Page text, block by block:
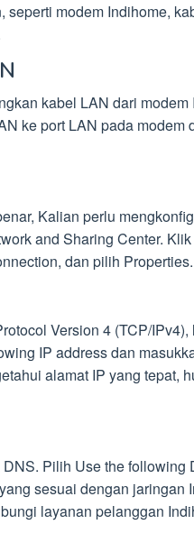
modem Indihome,
kabel LAN dari modem
ke port LAN pada modem
Kalian perlu
and Sharing Center.
dan pilih Properties.
Version 4 (TCP/
IP address dan
alamat IP yang tepat,
Pilih Use the following
sesuai dengan jaringan
layanan pelanggan